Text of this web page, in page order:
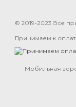
© 2019-2023 Все
Принимаем к
Мобильная